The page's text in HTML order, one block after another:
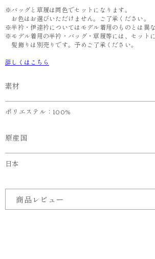
※バッグと草履は同色でセットになります。
お色はお選びいただけません。ご了承ください。
※半衿・伊達衿についてはモデル着用のものとは異
※モデル着用の半衿・バッグ・草履等には、セット
髪飾りは別売りです。予めご了承ください。
詳しくはこちら
素材
ポリエステル：100%
原産国
日本
商品レビュー